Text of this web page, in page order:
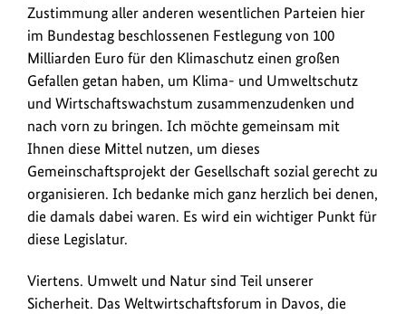
Zustimmung aller anderen wesentlichen Parteien hier
im Bundestag beschlossenen Festlegung von 100
Milliarden Euro für den Klimaschutz einen großen
Gefallen getan haben, um Klima- und Umweltschutz
und Wirtschaftswachstum zusammenzudenken und
nach vorn zu bringen. Ich möchte gemeinsam mit
Ihnen diese Mittel nutzen, um dieses
Gemeinschaftsprojekt der Gesellschaft sozial gerecht zu
organisieren. Ich bedanke mich ganz herzlich bei denen,
die damals dabei waren. Es wird ein wichtiger Punkt für
diese Legislatur.
Viertens. Umwelt und Natur sind Teil unserer
Sicherheit. Das Weltwirtschaftsforum in Davos, die